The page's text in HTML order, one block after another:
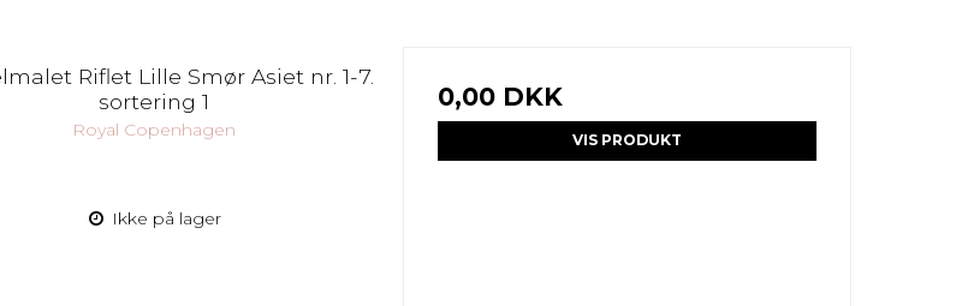
Riflet Lille Smør Asiet nr. 1-7.
sortering 1
Royal Copenhagen
Ikke på lager
0,00 DKK
VIS PRODUKT